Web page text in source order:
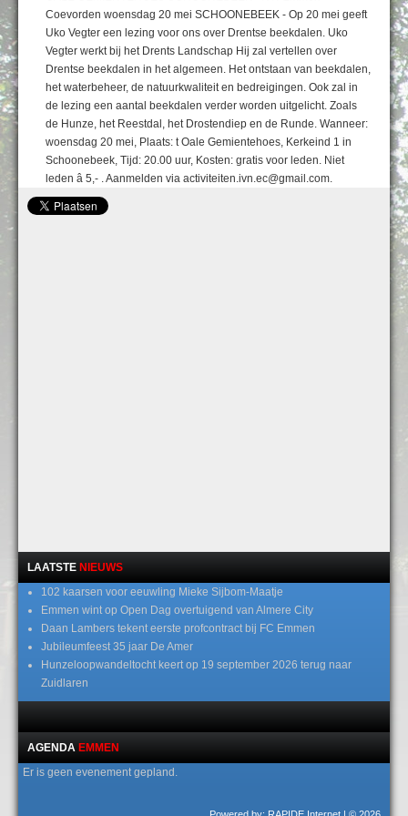
Coevorden woensdag 20 mei SCHOONEBEEK - Op 20 mei geeft
Uko Vegter een lezing voor ons over Drentse beekdalen. Uko
Vegter werkt bij het Drents Landschap Hij zal vertellen over
Drentse beekdalen in het algemeen. Het ontstaan van beekdalen,
het waterbeheer, de natuurkwaliteit en bedreigingen. Ook zal in
de lezing een aantal beekdalen verder worden uitgelicht. Zoals
de Hunze, het Reestdal, het Drostendiep en de Runde. Wanneer:
woensdag 20 mei, Plaats: t Oale Gemientehoes, Kerkeind 1 in
Schoonebeek, Tijd: 20.00 uur, Kosten: gratis voor leden. Niet
leden â 5,- . Aanmelden via activiteiten.ivn.ec@gmail.com.
LAATSTE NIEUWS
102 kaarsen voor eeuwling Mieke Sijbom-Maatje
Emmen wint op Open Dag overtuigend van Almere City
Daan Lambers tekent eerste profcontract bij FC Emmen
Jubileumfeest 35 jaar De Amer
Hunzeloopwandeltocht keert op 19 september 2026 terug naar
Zuidlaren
AGENDA EMMEN
Er is geen evenement gepland.